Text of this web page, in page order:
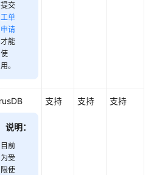
提交
工单
申请
才能
使
用。
说明：
目前
为受
限使
支持 支持 支持